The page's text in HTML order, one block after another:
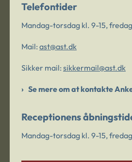
Telefontider
Mandag-torsdag kl. 9-15,
Mail: ast@ast.dk
Sikker mail: sikkermail@ast.dk
Se mere om at kontakte
Receptionens
Mandag-torsdag kl. 9-15,